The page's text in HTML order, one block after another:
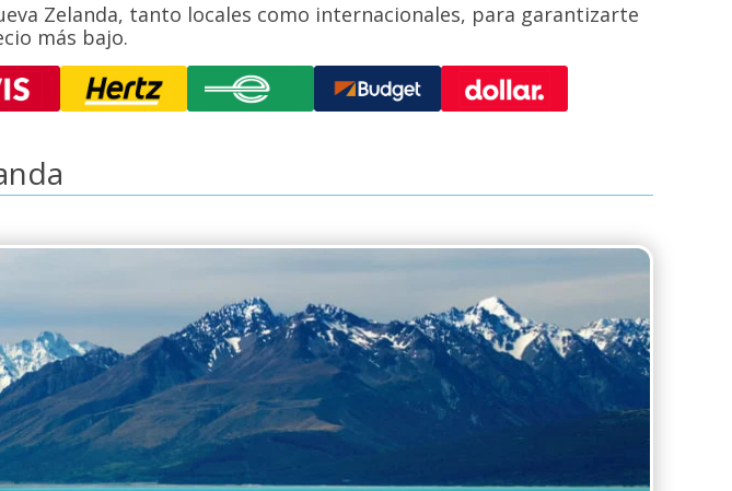
Zelanda, tanto locales como internacionales, para garantizarte
más bajo.